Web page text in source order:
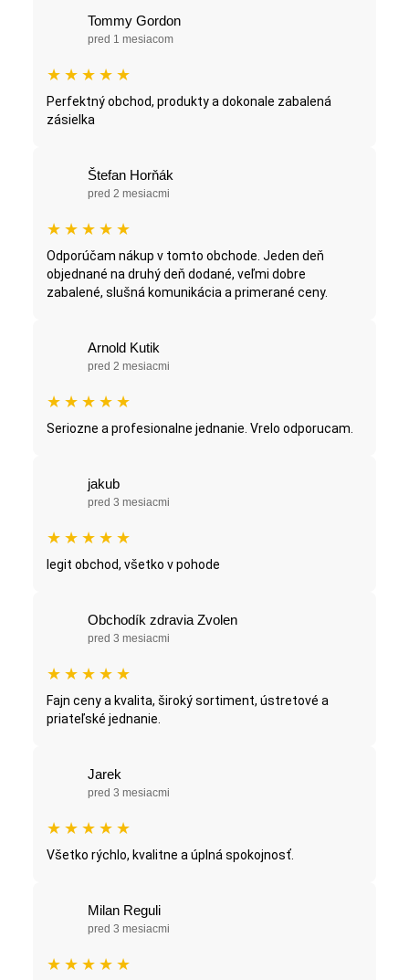
Tommy Gordon
pred 1 mesiacom
★ ★ ★ ★ ★
Perfektný obchod, produkty a dokonale zabalená
zásielka
Štefan Horňák
pred 2 mesiacmi
★ ★ ★ ★ ★
Odporúčam nákup v tomto obchode. Jeden deň
objednané na druhý deň dodané, veľmi dobre
zabalené, slušná komunikácia a primerané ceny.
Arnold Kutik
pred 2 mesiacmi
★ ★ ★ ★ ★
Seriozne a profesionalne jednanie. Vrelo odporucam.
jakub
pred 3 mesiacmi
★ ★ ★ ★ ★
legit obchod, všetko v pohode
Obchodík zdravia Zvolen
pred 3 mesiacmi
★ ★ ★ ★ ★
Fajn ceny a kvalita, široký sortiment, ústretové a
priateľské jednanie.
Jarek
pred 3 mesiacmi
★ ★ ★ ★ ★
Všetko rýchlo, kvalitne a úplná spokojnosť.
Milan Reguli
pred 3 mesiacmi
★ ★ ★ ★ ★